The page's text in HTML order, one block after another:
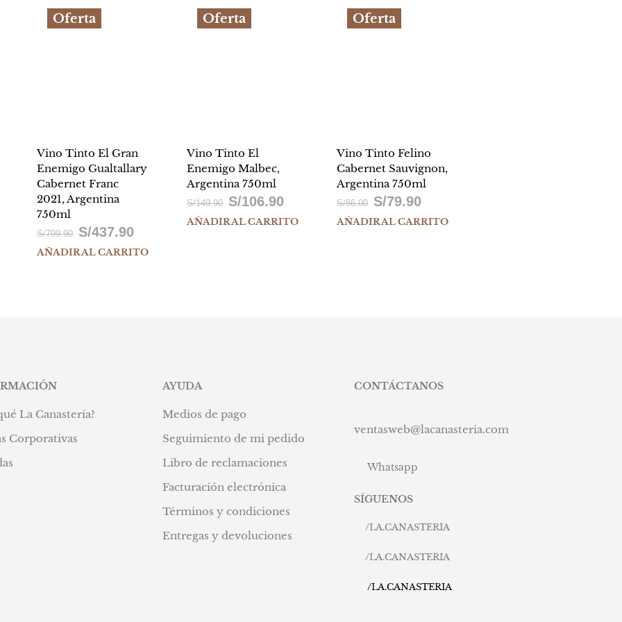
Oferta
Vino Tinto El Gran
Enemigo Gualtallary
Cabernet Franc
2021, Argentina
750ml
S/799.90 El
precio
S/437.90El
precio
AÑADIR AL CARRITO
Oferta
Vino Tinto El
Enemigo Malbec,
Argentina 750ml
S/149.90 El
precio
S/106.90El
precio
AÑADIR AL CARRITO
Oferta
Vino Tinto Felino
Cabernet Sauvignon,
Argentina 750ml
S/86.00 El
precio
S/79.90El
precio
AÑADIR AL CARRITO
La Canastería?
Corporativas
AYUDA
Medios de pago
Seguimiento de mi pedido
Libro de reclamaciones
Facturación electrónica
Términos y condiciones
Entregas y devoluciones
CONTÁCTANOS
ventasweb@lacanasteria.com
Whatsapp
SÍGUENOS
/LA.CANASTERIA
/LA.CANASTERIA
/LA.CANASTERIA